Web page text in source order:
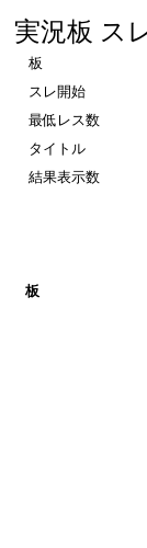
実況板 ス
板
スレ開始
最低レス数
タイトル
結果表示数
板